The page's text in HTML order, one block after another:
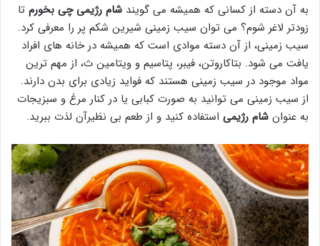
به آن دسته از کسانی که همیشه می گویند شام رژیمی چی بخورم تا
زودتر لاغر شوم؟ می توان سیب زمینی شیرین شکم پر را معرفی کرد.
سیب زمینی، از آن دسته موادی است که همیشه در خانه های افراد
یافت می شود. بتاکاروتن، فیبر، پتاسیم و ویتامین ث، از مهم ترین
مواد موجود در سیب زمینی هستند که فواید زیادی برای بدن دارند.
از سیب زمینی می توانید به صورت کبابی یا در کنار مرغ و سبزیجات
به عنوان شام رژیمی استفاده کنید و از طعم بی نظیرآن لذت ببرید.